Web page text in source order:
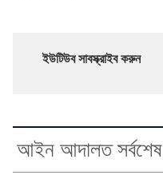
ইউটিউব সাবস্ক্রাইব করুন
আইন আদালত সর্বশেষ